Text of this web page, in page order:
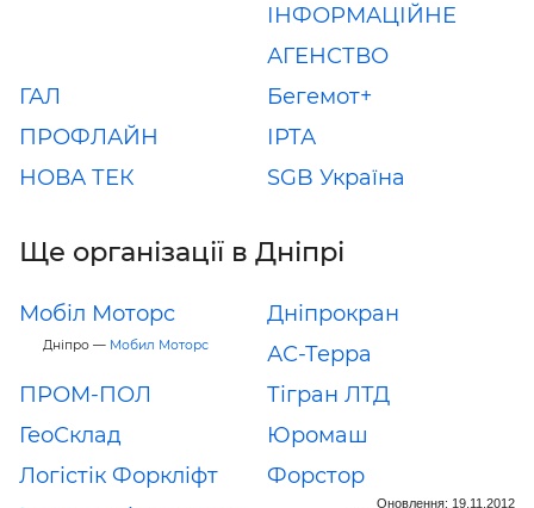
ІНФОРМАЦІЙНЕ
АГЕНСТВО
ГАЛ
Бегемот+
ПРОФЛАЙН
ІРТА
НОВА ТЕК
SGB Україна
Ще організації в Дніпрі
Мобіл Моторс
Дніпро — Мобил Моторс
Дніпрокран
АС-Терра
ПРОМ-ПОЛ
Тігран ЛТД
ГеоСклад
Юромаш
Логістік Форкліфт
Форстор
Оновлення: 19.11.2012